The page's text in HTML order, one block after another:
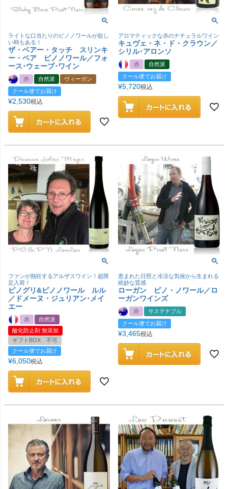
ライトな口当たりのピノノワールが欲し
い時もある！
ザ・ベアー・タッチ スリンキ
ー・ベア ピノノワール／フォ
ース･ウェーブ･ワイン
赤 自然派
ヴィーガン
クール便でお届け
¥2,530税込
アロマティックな赤のナチュラルワイン
キュヴェ・ネ・ド・クラウン／
シリル･アロンソ
赤
自然派
クール便でお届け
¥5,720税込
ファンが熱狂するアルザスワイン！超限
定入荷！
ピノグリ&ピノノワール ルル
／ドメーヌ・ジュリアン･メイ
エー
赤
自然派
酸化防止剤 無添加
ギフトBOX 不可
クール便でお届け
¥6,050税込
恵まれた日照と冷涼な気候から生まれる
絶妙な質感
ローガン ピノ・ノワール／ロ
ーガンワインズ
赤
サステナブル
クール便でお届け
¥3,465税込